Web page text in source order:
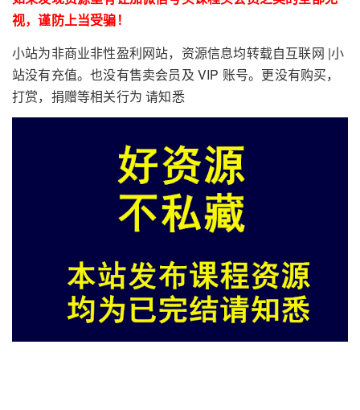
视，谨防上当受骗！
小站为非商业非性盈利网站，资源信息均转载自互联网 |小
站没有充值。也没有售卖会员及 VIP 账号。更没有购买，
打赏，捐赠等相关行为 请知悉